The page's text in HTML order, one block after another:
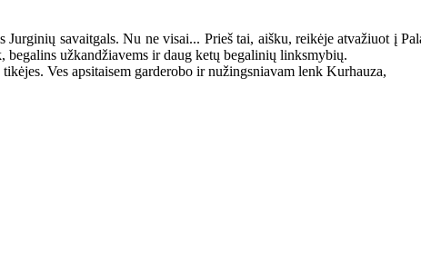
savaitgals. Nu ne visai... Prieš tai, aišku, reikėje atvažiuot į
užkandžiavems ir daug ketų begalinių linksmybių.
Ves apsitaisem garderobo ir nužingsniavam lenk Kurhauza,